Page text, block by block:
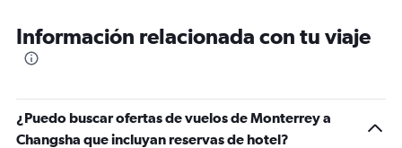
Información relacionada con tu viaje
¿Puedo buscar ofertas de vuelos de Monterrey a
Changsha que incluyan reservas de hotel?